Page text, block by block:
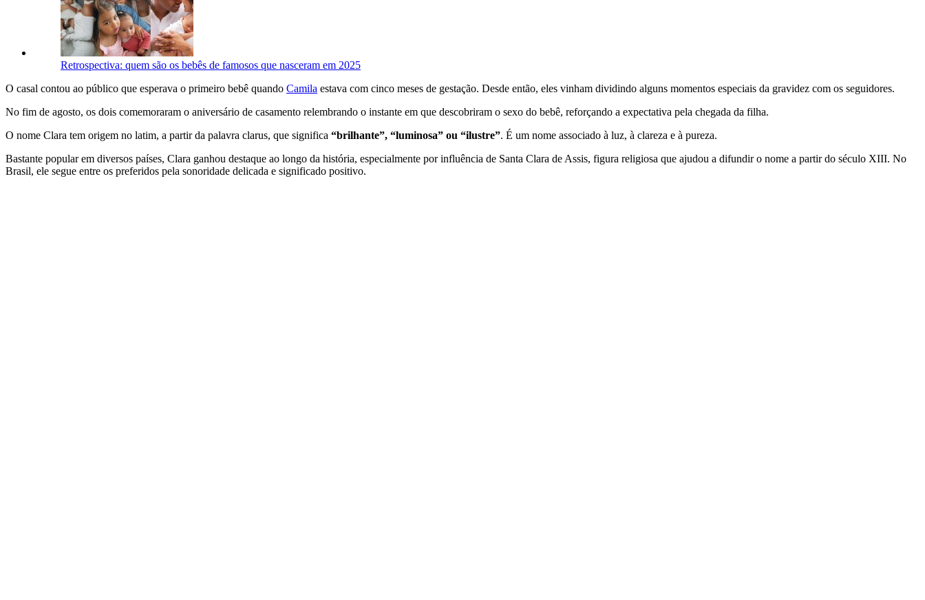
Retrospectiva: quem são os bebês de famosos que nasceram em 2025
O casal contou ao público que esperava o primeiro bebê quando Camila estava com cinco meses de gestação. Desde então, eles vinham dividindo alguns momentos especiais da gravidez com os seguidores.
No fim de agosto, os dois comemoraram o aniversário de casamento relembrando o instante em que descobriram o sexo do bebê, reforçando a expectativa pela chegada da filha.
O nome Clara tem origem no latim, a partir da palavra clarus, que significa “brilhante”, “luminosa” ou “ilustre”. É um nome associado à luz, à clareza e à pureza.
Bastante popular em diversos países, Clara ganhou destaque ao longo da história, especialmente por influência de Santa Clara de Assis, figura religiosa que ajudou a difundir o nome a partir do século XIII. No
Brasil, ele segue entre os preferidos pela sonoridade delicada e significado positivo.